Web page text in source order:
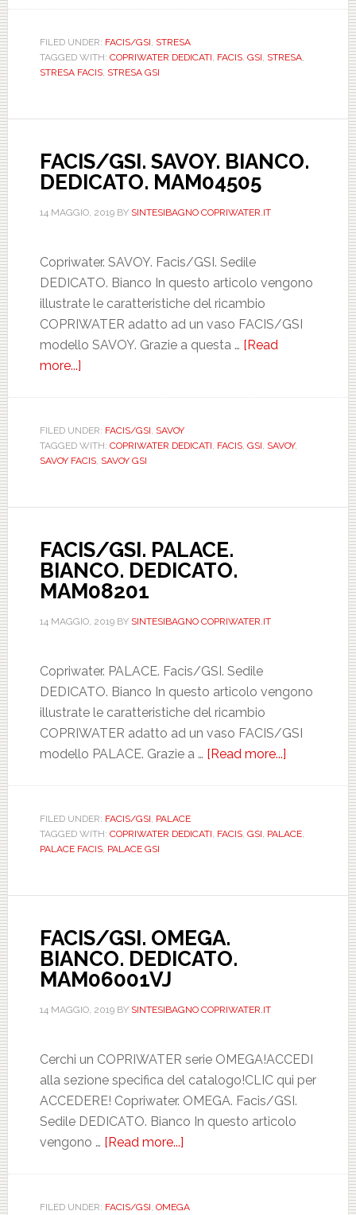
DEDICATO.
FILED UNDER: FACIS/GSI, STRESA
TAGGED WITH: COPRIWATER DEDICATI, FACIS, GSI, STRESA,
STRESA FACIS, STRESA GSI
FACIS/GSI. SAVOY. BIANCO.
DEDICATO. MAM04505
14 MAGGIO, 2019BY SINTESIBAGNO COPRIWATER.IT
Copriwater. SAVOY. Facis/GSI. Sedile
DEDICATO. Bianco In questo articolo vengono
illustrate le caratteristiche del ricambio
COPRIWATER adatto ad un vaso FACIS/GSI
modello SAVOY. Grazie a questa … [Read
more...]
BIANCO.
DEDICATO.
MAM04505
FILED UNDER: FACIS/GSI, SAVOY
TAGGED WITH: COPRIWATER DEDICATI, FACIS, GSI, SAVOY,
SAVOY FACIS, SAVOY GSI
FACIS/GSI. PALACE.
BIANCO. DEDICATO.
MAM08201
14 MAGGIO, 2019BY SINTESIBAGNO COPRIWATER.IT
Copriwater. PALACE. Facis/GSI. Sedile
DEDICATO. Bianco In questo articolo vengono
illustrate le caratteristiche del ricambio
COPRIWATER adatto ad un vaso FACIS/GSI
modello PALACE. Grazie a … [Read more...]
FACIS/GSI.
DEDICATO.
MAM08201
FILED UNDER: FACIS/GSI, PALACE
TAGGED WITH: COPRIWATER DEDICATI, FACIS, GSI, PALACE,
PALACE FACIS, PALACE GSI
FACIS/GSI. OMEGA.
BIANCO. DEDICATO.
MAM06001VJ
14 MAGGIO, 2019BY SINTESIBAGNO COPRIWATER.IT
Cerchi un COPRIWATER serie OMEGA!ACCEDI
alla sezione specifica del catalogo!CLIC qui per
ACCEDERE! Copriwater. OMEGA. Facis/GSI.
Sedile DEDICATO. Bianco In questo articolo
vengono … [Read more...]
BIANCO.
FILED UNDER: FACIS/GSI, OMEGA